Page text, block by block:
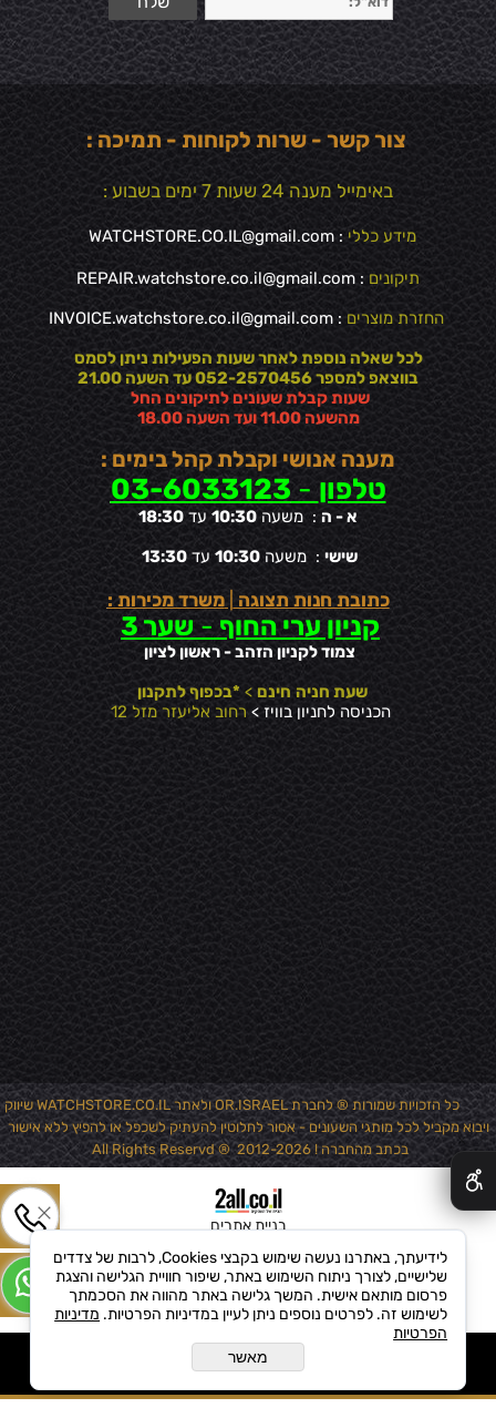
הוסף לקופה
צור קשר - שרות לקוחות - תמיכה :
באימייל מענה 24 שעות 7 ימים בשבוע :
מידע כללי :
WATCHSTORE.CO.IL@gmail.com
תיקונים : REPAIR.watchstore.co.il@gmail.com
החזרת מוצרים :
INVOICE.watchstore.co.il@gmail.com
לכל שאלה נוספת לאחר שעות הפעילות ניתן לסמס
בווצאפ למספר 052-2570456 עד השעה 21.00
שעות קבלת שעונים לתיקונים החל
מהשעה 11.00 ועד השעה 18.00
מענה אנושי וקבלת קהל בימים :
טלפון -
03-6033123
א - ה : משעה 10:30 עד 18:30
שישי : משעה10:30 עד13:30
כתובת חנות תצוגה |משרד מכירות :
קניון ערי החוף - שער 3
צמוד לקניון הזהב - ראשון לציון
שעת חניה חינם > *בכפוף לתקנון
הכניסה לחניון בוויז >רחוב אליעזר מזל 12
כל הזכויות שמורות ® לחברת OR.ISRAEL ולאתר WATCHSTORE.CO.IL שיווק
ויבוא מקביל לכל מותגי השעונים - אסור לחלוטין להעתיק לשכפל או להפיץ ללא אישור
בכתב מהחברה ! 2012-2026 ® All Rights Reservd
בניית אתרים
✕
לידיעתך, באתרנו נעשה שימוש בקבצי Cookies, לרבות של צדדים
שלישיים, לצורך ניתוח השימוש באתר, שיפור חוויית הגלישה והצגת
פרסום מותאם אישית. המשך גלישה באתר מהווה את הסכמתך
לשימוש זה. לפרטים נוספים ניתן לעיין במדיניות הפרטיות. מדיניות
הפרטיות
מאשר